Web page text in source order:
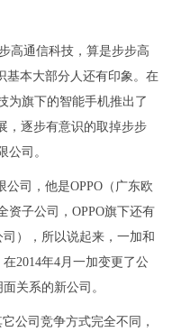
高通信科技，算是步步高
基本大部分人还有印象。在
为旗下的智能手机推出了
逐步有意识的取掉步步
公司。
司，他是OPPO（广东欧
资子公司，OPPO旗下还有
），所以说起来，一加和
2014年4月一加变更了公
关系的新公司。
公司竞争方式完全不同，